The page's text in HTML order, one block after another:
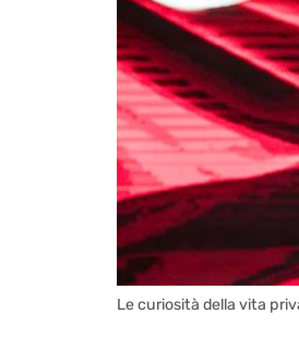
Le curiosità della vita